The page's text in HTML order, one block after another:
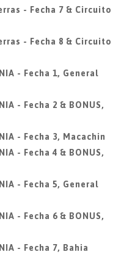
- Fecha 7 & Circuito
- Fecha 8 & Circuito
- Fecha 1, General
- Fecha 2 & BONUS,
- Fecha 3, Macachin
- Fecha 4 & BONUS,
- Fecha 5, General
- Fecha 6 & BONUS,
- Fecha 7, Bahia